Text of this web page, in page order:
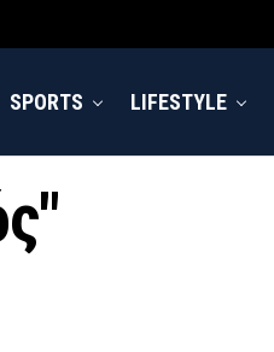
SPORTS LIFESTYLE